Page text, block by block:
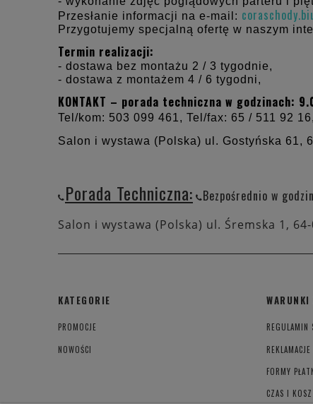
Przesłanie informacji na e-mail:
Przygotujemy specjalną ofertę w naszym
Termin realizacji:
- dostawa bez montażu 2 / 3 tygodnie,
- dostawa z montażem 4 / 6 tygodni,
KONTAKT – porada techniczna w godzinach:
Tel/kom: 503 099 461, Tel/fax: 65 / 511 92
Salon i wystawa (Polska) ul. Gostyńska 61,
Porada Techniczna: Bezpośrednio w
Salon i wystawa (Polska) ul. Śremska 1, 64-
KATEGORIE
PROMOCJE
NOWOŚCI
WARUNKI
REGULAMIN
FORMY
CZAS I